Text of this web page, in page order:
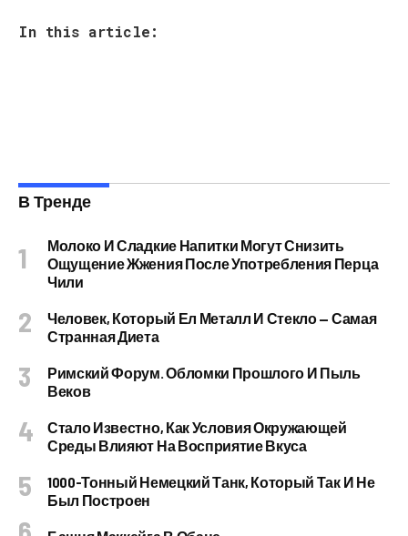
In this article:
В Тренде
Молоко И Сладкие Напитки Могут Снизить
Ощущение Жжения После Употребления Перца
Чили
Человек, Который Ел Металл И Стекло — Самая
Странная Диета
Римский Форум. Обломки Прошлого И Пыль
Веков
Стало Известно, Как Условия Окружающей
Среды Влияют На Восприятие Вкуса
1000-Тонный Немецкий Танк, Который Так И Не
Был Построен